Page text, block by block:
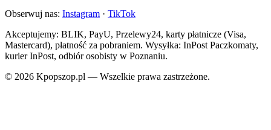
Obserwuj nas: Instagram · TikTok
Akceptujemy: BLIK, PayU, Przelewy24, karty płatnicze (Visa,
Mastercard), płatność za pobraniem. Wysyłka: InPost Paczkomaty,
kurier InPost, odbiór osobisty w Poznaniu.
© 2026 Kpopszop.pl — Wszelkie prawa zastrzeżone.